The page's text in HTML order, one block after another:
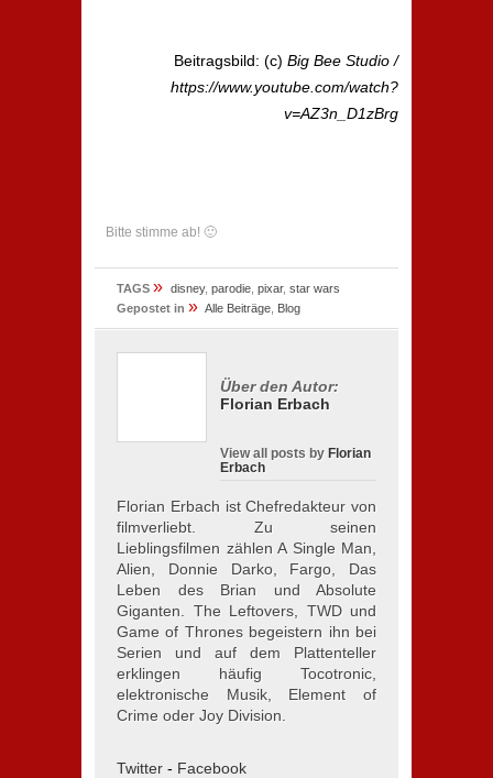
Beitragsbild: (c) Big Bee Studio /
https://www.youtube.com/watch?
v=AZ3n_D1zBrg
Bitte stimme ab! 🙂
TAGS » disney, parodie pixar, star wars
Gepostet in » Alle Beiträge Blog
Über den Autor:
Florian Erbach
View all posts by Florian
Erbach
Florian Erbach ist Chefredakteur von
filmverliebt. Zu seinen
Lieblingsfilmen zählen A Single Man,
Alien, Donnie Darko, Fargo, Das
Leben des Brian und Absolute
Giganten. The Leftovers, TWD und
Game of Thrones begeistern ihn bei
Serien und auf dem Plattenteller
erklingen häufig Tocotronic,
elektronische Musik, Element of
Crime oder Joy Division.
Twitter - Facebook